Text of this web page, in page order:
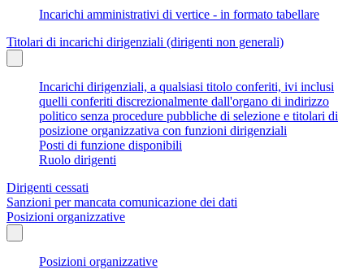
Incarichi amministrativi di vertice - in formato tabellare
Titolari di incarichi dirigenziali (dirigenti non generali)
Incarichi dirigenziali, a qualsiasi titolo conferiti, ivi inclusi
quelli conferiti discrezionalmente dall'organo di indirizzo
politico senza procedure pubbliche di selezione e titolari di
posizione organizzativa con funzioni dirigenziali
Posti di funzione disponibili
Ruolo dirigenti
Dirigenti cessati
Sanzioni per mancata comunicazione dei dati
Posizioni organizzative
Posizioni organizzative